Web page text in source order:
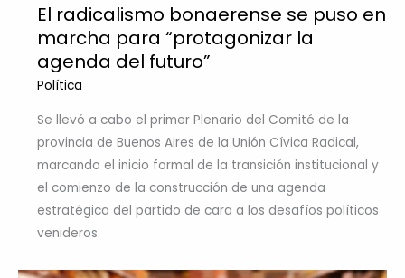
El radicalismo bonaerense se puso en
marcha para “protagonizar la
agenda del futuro”
Política
Se llevó a cabo el primer Plenario del Comité de la
provincia de Buenos Aires de la Unión Cívica Radical,
marcando el inicio formal de la transición institucional y
el comienzo de la construcción de una agenda
estratégica del partido de cara a los desafíos políticos
venideros.